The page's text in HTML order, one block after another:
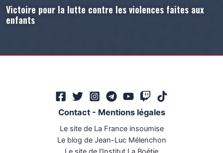
Victoire pour la lutte contre les violences faites aux
enfants
Contact- Mentions légales
Le site de La France insoumise
Le blog de Jean-Luc Mélenchon